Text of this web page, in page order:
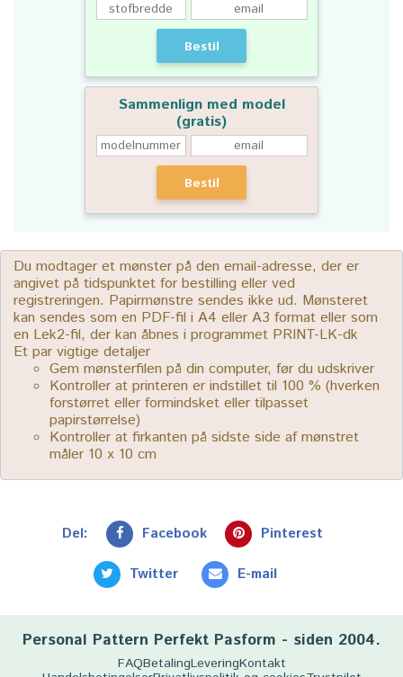
Bestil
Sammenlign med model
(gratis)
Bestil
Du modtager et mønster på den email-adresse, der er
angivet på tidspunktet for bestilling eller ved
registreringen. Papirmønstre sendes ikke ud. Mønsteret
kan sendes som en PDF-fil i A4 eller A3 format eller som
en Lek2-fil, der kan åbnes i programmet PRINT-LK-dk
Et par vigtige detaljer
Gem mønsterfilen på din computer, før du udskriver
Kontroller at printeren er indstillet til 100 % (hverken
forstørret eller formindsket eller tilpasset
papirstørrelse)
Kontroller at firkanten på sidste side af mønstret
måler 10 x 10 cm
Del: Facebook Pinterest
Twitter E-mail
Personal Pattern Perfekt Pasform - siden 2004.
FAQBetalingLeveringKontakt